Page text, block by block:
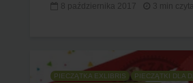
8 października 2017 3 min
PIECZĄTKA EXLIBRIS
PIECZĄTKI DLA